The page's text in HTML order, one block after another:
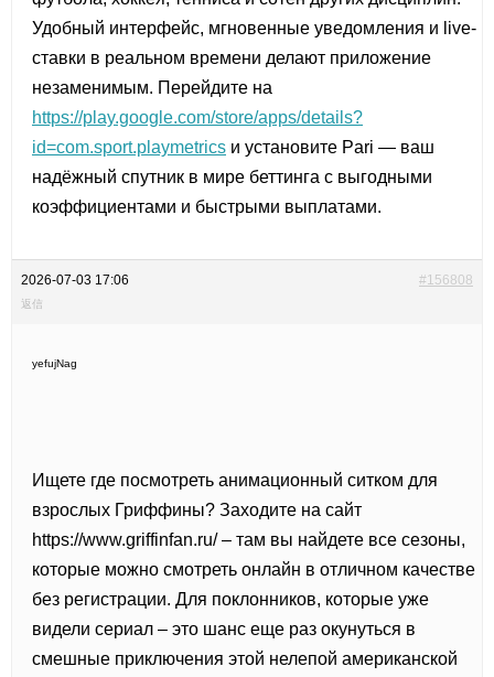
Удобный интерфейс, мгновенные уведомления и live-
ставки в реальном времени делают приложение
незаменимым. Перейдите на
https://play.google.com/store/apps/details?
id=com.sport.playmetrics и установите Pari — ваш
надёжный спутник в мире беттинга с выгодными
коэффициентами и быстрыми выплатами.
2026-07-03 17:06 #156808
返信
yefujNag
Ищете где посмотреть анимационный ситком для
взрослых Гриффины? Заходите на сайт
https://www.griffinfan.ru/ – там вы найдете все сезоны,
которые можно смотреть онлайн в отличном качестве
без регистрации. Для поклонников, которые уже
видели сериал – это шанс еще раз окунуться в
смешные приключения этой нелепой американской